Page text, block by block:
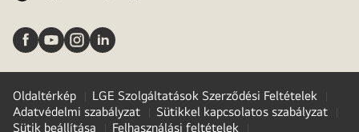
Oldaltérkép
LGE Szolgáltatások Szerződési Feltételek
Adatvédelmi szabályzat
Sütikkel kapcsolatos szabályzat
Sütik beállítása
Felhasználási feltételek